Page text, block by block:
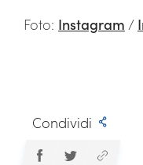
Foto: Instagram /
Condividi